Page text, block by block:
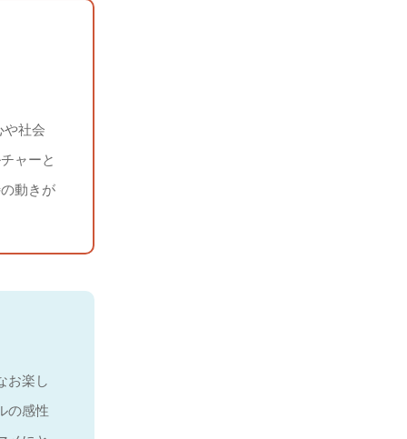
社会
ャーと
動きが
お楽し
の感性